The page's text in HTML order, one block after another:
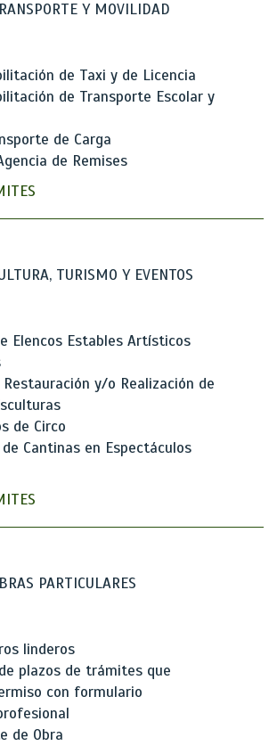
Y MOVILIDAD
de Taxi y de Licencia
de Transporte Escolar y
de Carga
de Remises
TURISMO Y EVENTOS
Elencos Estables Artísticos
y/o Realización de
de Circo
Cantinas en Espectáculos
PARTICULARES
linderos
plazos de trámites que
con formulario
de Obra